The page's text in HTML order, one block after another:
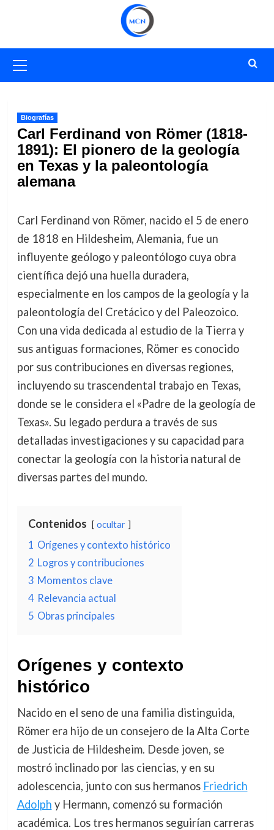
primario
Biografías
Carl Ferdinand von Römer (1818-
1891): El pionero de la geología
en Texas y la paleontología
alemana
Carl Ferdinand von Römer, nacido el 5 de enero
de 1818 en Hildesheim, Alemania, fue un
influyente geólogo y paleontólogo cuya obra
científica dejó una huella duradera,
especialmente en los campos de la geología y la
paleontología del Cretácico y del Paleozoico.
Con una vida dedicada al estudio de la Tierra y
sus antiguas formaciones, Römer es conocido
por sus contribuciones en diversas regiones,
incluyendo su trascendental trabajo en Texas,
donde se le considera el «Padre de la geología de
Texas». Su legado perdura a través de sus
detalladas investigaciones y su capacidad para
conectar la geología con la historia natural de
diversas partes del mundo.
Contenidos ocultar
1 Orígenes y contexto histórico
2 Logros y contribuciones
3 Momentos clave
4 Relevancia actual
5 Obras principales
Orígenes y contexto
histórico
Nacido en el seno de una familia distinguida,
Römer era hijo de un consejero de la Alta Corte
de Justicia de Hildesheim. Desde joven, se
mostró inclinado por las ciencias, y en su
adolescencia, junto con sus hermanos Friedrich
Adolph y Hermann, comenzó su formación
académica. Los tres hermanos seguirían carreras